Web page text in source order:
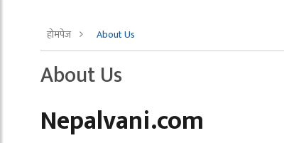
होमपेज About Us
About Us
Nepalvani.com